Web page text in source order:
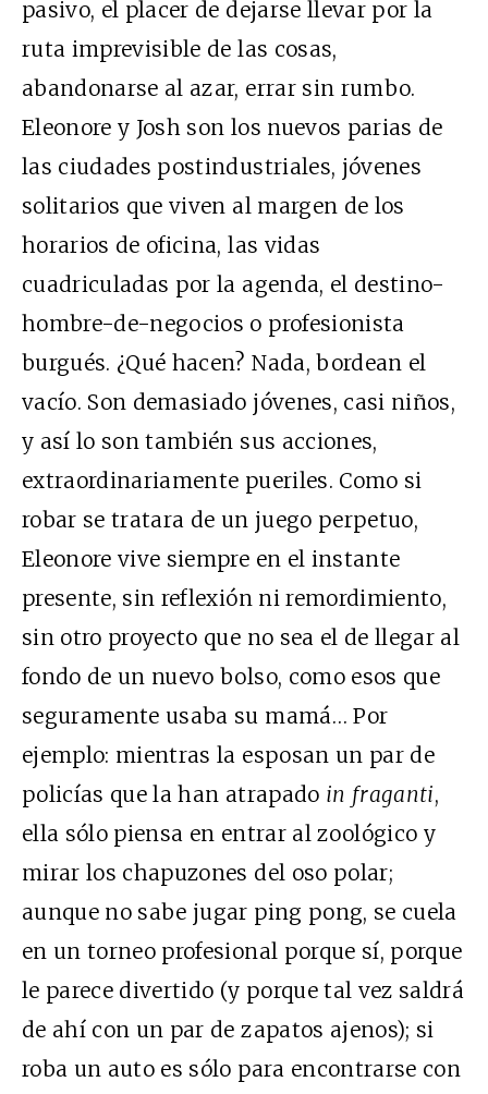
pasivo, el placer de dejarse llevar por la
ruta imprevisible de las cosas,
abandonarse al azar, errar sin rumbo.
Eleonore y Josh son los nuevos parias de
las ciudades postindustriales, jóvenes
solitarios que viven al margen de los
horarios de oficina, las vidas
cuadriculadas por la agenda, el destino-
hombre-de-negocios o profesionista
burgués. ¿Qué hacen? Nada, bordean el
vacío. Son demasiado jóvenes, casi niños,
y así lo son también sus acciones,
extraordinariamente pueriles. Como si
robar se tratara de un juego perpetuo,
Eleonore vive siempre en el instante
presente, sin reflexión ni remordimiento,
sin otro proyecto que no sea el de llegar al
fondo de un nuevo bolso, como esos que
seguramente usaba su mamá… Por
ejemplo: mientras la esposan un par de
policías que la han atrapado in fraganti,
ella sólo piensa en entrar al zoológico y
mirar los chapuzones del oso polar;
aunque no sabe jugar ping pong, se cuela
en un torneo profesional porque sí, porque
le parece divertido (y porque tal vez saldrá
de ahí con un par de zapatos ajenos); si
roba un auto es sólo para encontrarse con